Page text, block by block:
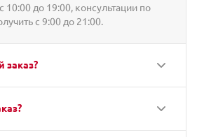
10:00 до 19:00, консультации по
с 9:00 до 21:00.
заказ?